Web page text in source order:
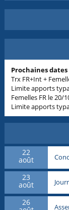
Prochaines
Trx FR+Int +
Limite apports
Femelles FR le 20/
Limite apports
22
août
23
août
26